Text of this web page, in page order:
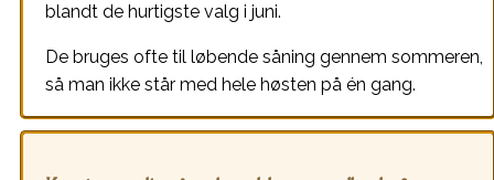
blandt de hurtigste valg i juni.
De bruges ofte til løbende såning gennem sommeren,
så man ikke står med hele høsten på én gang.